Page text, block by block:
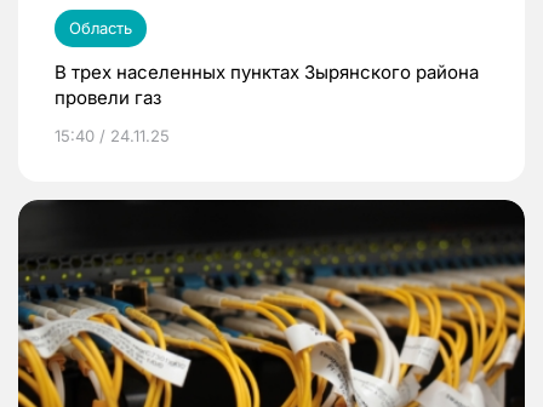
Область
В трех населенных пунктах Зырянского района
провели газ
15:40 / 24.11.25